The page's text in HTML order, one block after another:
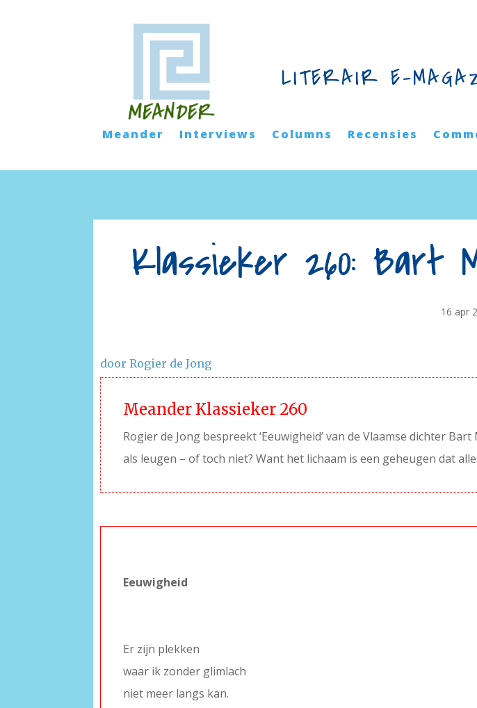
LITERAIR E-
Meander Interviews Columns Recensies
Klassieker 260: Bart
16 apr
door Rogier de Jong
Meander Klassieker 260
Rogier de Jong bespreekt ‘Eeuwigheid’ van de Vlaamse dichter
als leugen – of toch niet? Want het lichaam is een geheugen dat
Eeuwigheid
Er zijn plekken
waar ik zonder glimlach
niet meer langs kan.